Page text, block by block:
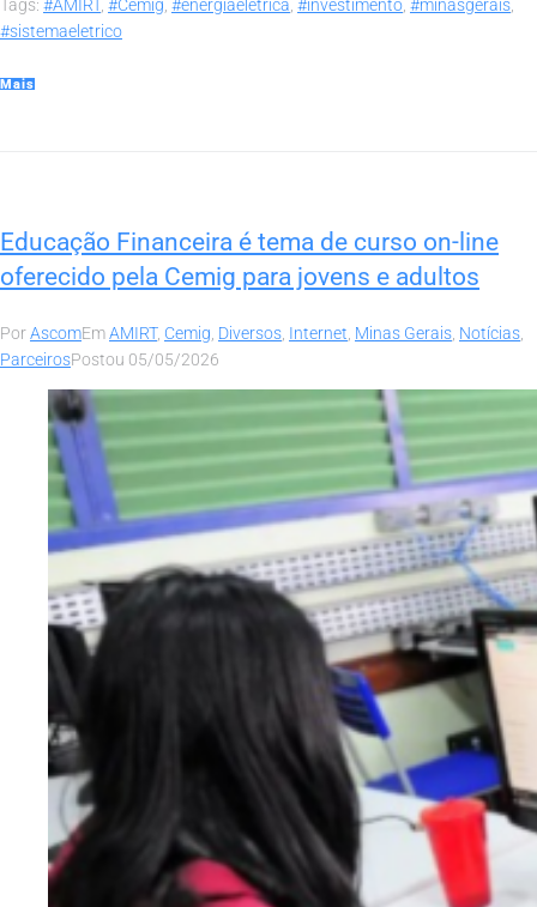
Tags: #AMIRT , #Cemig, #energiaeletrica, #investimento, #minasgerais,
#sistemaeletrico
Mais
Educação Financeira é tema de curso on-line
oferecido pela Cemig para jovens e adultos
PorAscomEmAMIRT, Cemig, Diversos, Internet, Minas Gerais, Notícias,
ParceirosPostou 05/05/2026